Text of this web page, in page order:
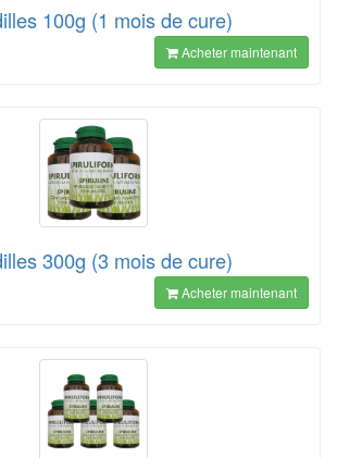
100g (1 mois de cure)
Acheter maintenant
300g (3 mois de cure)
Acheter maintenant